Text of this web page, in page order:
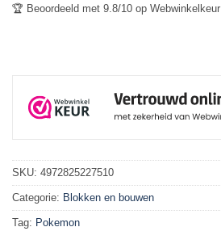
🏆 Beoordeeld met 9.8/10 op Webwinkelkeur
SKU: 4972825227510
Categorie: Blokken en bouwen
Tag: Pokemon